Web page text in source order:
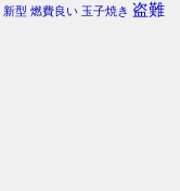
新型 燃費良い 玉子焼き 盗難